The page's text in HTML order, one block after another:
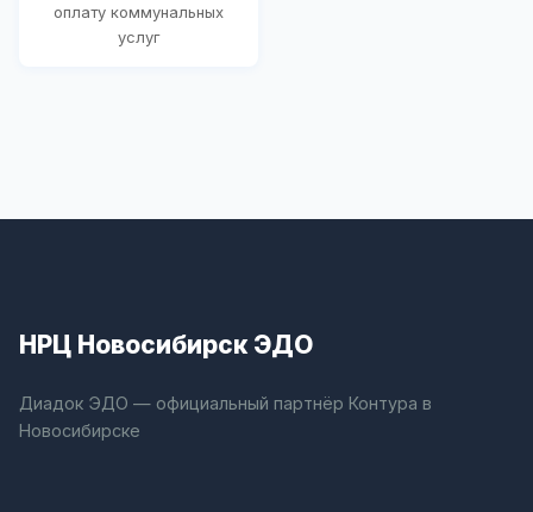
оплату коммунальных
услуг
НРЦ Новосибирск ЭДО
Диадок ЭДО — официальный партнёр Контура в
Новосибирске